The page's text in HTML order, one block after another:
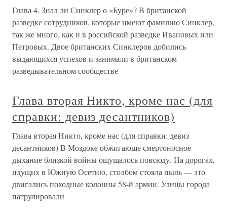
Глава 4. Знал ли Синклер о «Буре»? В британской
разведке сотрудников, которые имеют фамилию Синклер,
так же много, как и в российской разведке Ивановых или
Петровых. Двое британских Синклеров добились
выдающихся успехов и занимали в британском
разведывательном сообществе
Глава вторая Никто, кроме нас (для
справки: девиз десантников)
Глава вторая Никто, кроме нас (для справки: девиз
десантников) В Моздоке обжигающе смертоносное
дыхание близкой войны ощущалось повсюду. На дорогах,
идущих в Южную Осетию, столбом стояла пыль — это
двигались походные колонны 58-й армии. Улицы города
патрулировали